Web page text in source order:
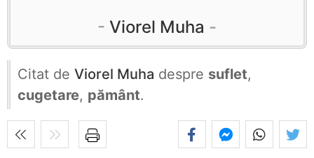
Viorel Muha
Citat de Viorel Muha despre suflet,
cugetare, pământ.